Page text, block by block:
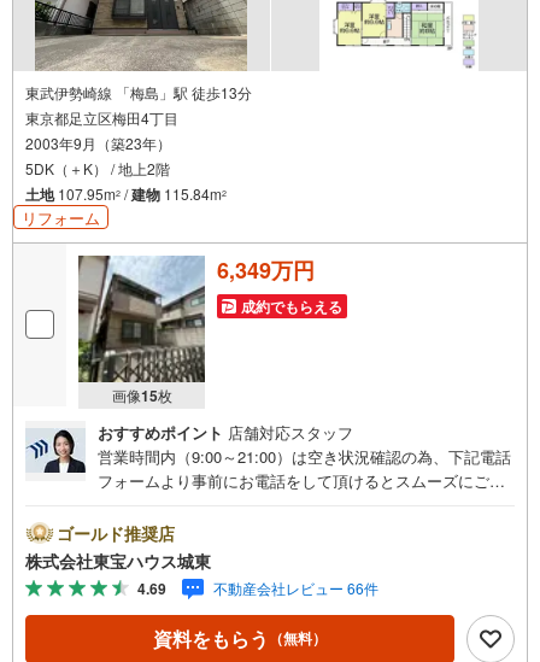
東武伊勢崎線 「梅島」駅 徒歩13分
東京都足立区梅田4丁目
2003年9月（築23年）
5DK（＋K） / 地上2階
土地107.95m2 /建物 115.84m2
リフォーム
画像15枚
6,349万円
成約でもらえる
おすすめポイント 店舗対応スタッフ
営業時間内（9:00～21:00）は空き状況確認の為、下記電話
フォームより事前にお電話をして頂けるとスムーズにご案
カレンダーの作成▽ご購入後もお客様の人生のパートナー
として暮らしの「安心」を守り続けます。【Yahoo！ 不動
産キャンペーン対象店舗】当店で物件を成約するとPayPay
ボーナスライトがもらえる「Yahoo！ 不動産 物件ご成約キ
ャンペーン」の対象になります。「資料をもらう」「見学
予約をする」ボタンからお問い合わせください。※必ずYah
ゴールド推奨店
株式会社東宝ハウス城東
4.69 不動産会社レビュー 66件
資料をもらう （無料）